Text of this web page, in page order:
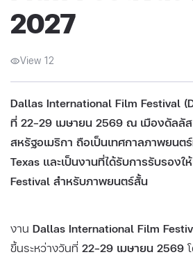
2027
View 12
Dallas International Film Festival
ที่ 22–29 เมษายน 2569 ณ เมืองดัลลั
สหรัฐอเมริกา ถือเป็นเทศกาลภาพยน
Texas และเป็นงานที่ได้รับการรับรองใ
Festival สำหรับภาพยนตร์สั้น
งาน Dallas International Film
ขึ้นระหว่างวันที่ 22–29 เมษายน 2569